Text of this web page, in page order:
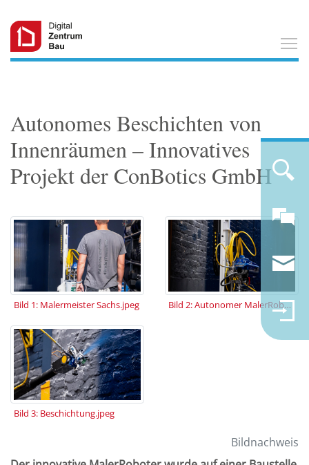
Autonomes Beschichten von
Innenräumen – Innovatives
Projekt der ConBotics GmbH
Bild 1: Malermeister Sachs.jpeg Bild 2: Autonomer MalerRoboter.jpeg
Bild 3: Beschichtung.jpeg
Bildnachweis